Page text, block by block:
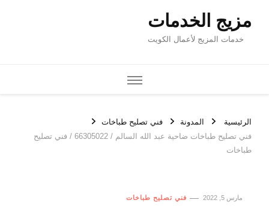
مزيج الخدمات
خدمات المزيج لأعمال الكويت
الرئيسية المدونة
فني تصليح طباخات
فني تصليح طباخات ضاحية عبد الله السالم / 66305022 / فني تصليح
طباخات
مارس 5, 2022 فني تصليح طباخات